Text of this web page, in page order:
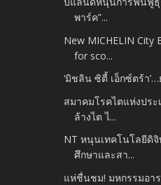
พาร์ค”...
New MICHELIN City
for sco...
‘มิชลิน ซิตี้ เอ็กซ์ตร้า
สมาคมโรคไตแห่งประ
ล้างไต ไ...
NT หนุนเทคโนโลยีดิ
ศึกษาและสา...
แห่ชื่นชม! มหกรรมอา